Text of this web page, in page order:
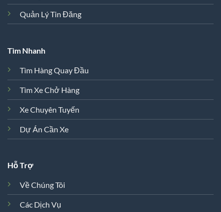
Quản Lý Tin Đăng
Tìm Nhanh
Tìm Hàng Quay Đầu
Tìm Xe Chở Hàng
Xe Chuyên Tuyến
Dự Án Cần Xe
Hỗ Trợ
Về Chúng Tôi
Các Dịch Vụ